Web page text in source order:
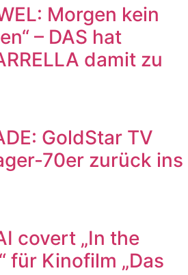
Morgen kein
– DAS hat
damit zu
GoldStar TV
70er zurück ins
covert „In the
für Kinofilm „Das